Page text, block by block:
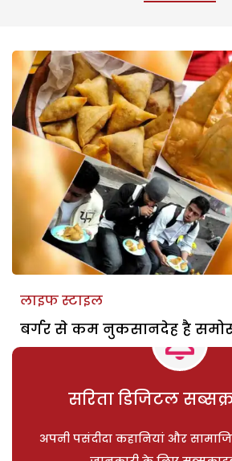
लाइफ स्टाइल
बर्गर से कम नुकसानदेह है
सरिता डिजिटल
अपनी पसंदीदा कहानियां और